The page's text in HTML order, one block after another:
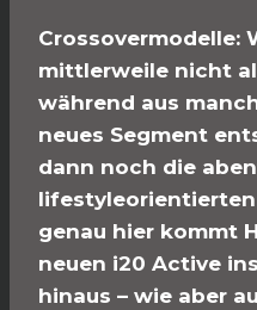
Crossovermodelle:
mittlerweile nicht
während aus
neues Segment
dann noch die
lifestyleorientierten
genau hier kommt
neuen i20 Active
hinaus – wie aber